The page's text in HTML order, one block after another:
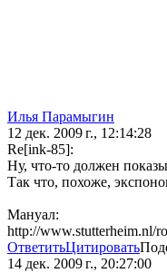
Илья Парамыгин
12 дек. 2009 г., 12:14:28
Re[ink-85]:
Ну, что-то должен
Так что, похоже,
Мануал:
http://www.stutterheim.nl/
ОтветитьЦитировать
14 дек. 2009 г., 20:27:00